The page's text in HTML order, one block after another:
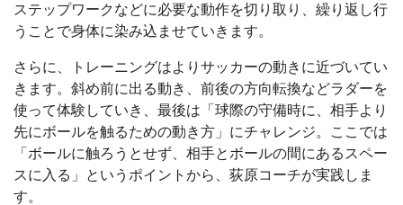
ステップワークなどに必要な動作を切り取り、繰り返し行
うことで身体に染み込ませていきます。
さらに、トレーニングはよりサッカーの動きに近づいてい
きます。斜め前に出る動き、前後の方向転換などラダーを
使って体験していき、最後は「球際の守備時に、相手より
先にボールを触るための動き方」にチャレンジ。ここでは
「ボールに触ろうとせず、相手とボールの間にあるスペー
スに入る」というポイントから、荻原コーチが実践しま
す。